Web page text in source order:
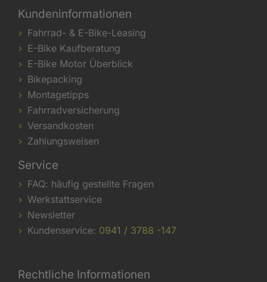
Kundeninformationen
Fahrrad- & E-Bike-Leasing
E-Bike Kaufberatung
E-Bike Motor Überblick
Bikepacking
Montagetipps
Fahrradversicherung
Versandkosten
Zahlungsweisen
Service
FAQ: häufig gestellte Fragen
Werkstattservice
Newsletter
Kundenservice: 0941 / 3788 -147
Rechtliche Informationen